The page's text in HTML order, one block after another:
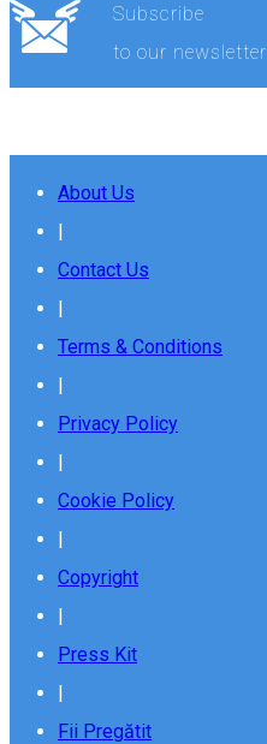
Subscribe
to our newsletter
About Us
|
Contact Us
|
Terms & Conditions
|
Privacy Policy
|
Cookie Policy
|
Copyright
|
Press Kit
|
Fii Pregătit